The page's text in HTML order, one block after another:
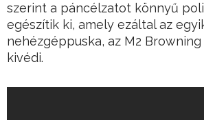
szerint a páncélzatot könnyű
egészítik ki, amely ezáltal az
nehézgéppuska, az M2
kivédi.